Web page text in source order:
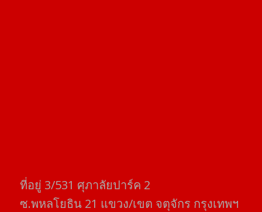
ที่อยู่​ 3/531​ ศุภาลัยปาร์ค​ 2
ซ.พหลโยธิน​ 21​ แขวง/เขต​ จตุจักร​ กรุงเทพฯ